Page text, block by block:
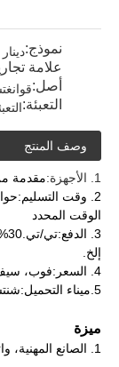
نموذج:
علامة
أصل:
التعبئة:
وصف المنتج
1. الأجهزة:
مقدمة
2. وقت التسليم:
الوقت المحدد
3. الدفع:
إلخ.
4. السعر:
فوب،
5. ميناء التحميل:
ميزة
1. الصانع المهنية، واتقان غرامة